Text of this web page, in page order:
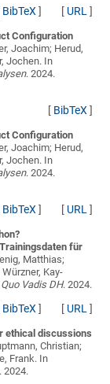
BibTeX ] [ URL ]
Configuration
Joachim; Herud,
Jochen. In
. 2024.
[ BibTeX ]
Configuration
Joachim; Herud,
Jochen. In
. 2024.
BibTeX ] [ URL ]
für
Matthias;
Kay-
Vadis DH. 2024.
BibTeX ] [ URL ]
ethical discussions
Christian;
Frank. In
. 2024.